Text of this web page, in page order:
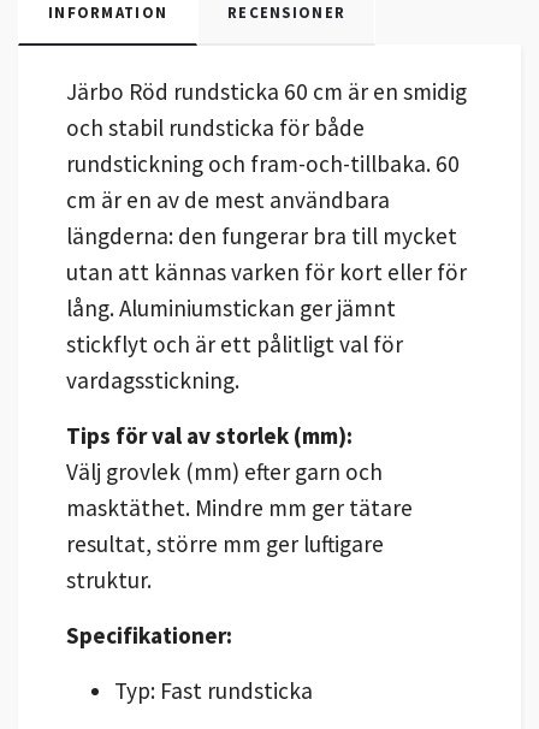
INFORMATION RECENSIONER
Järbo Röd rundsticka 60 cm är en smidig
och stabil rundsticka för både
rundstickning och fram-och-tillbaka. 60
cm är en av de mest användbara
längderna: den fungerar bra till mycket
utan att kännas varken för kort eller för
lång. Aluminiumstickan ger jämnt
stickflyt och är ett pålitligt val för
vardagsstickning.
Tips för val av storlek (mm):
Välj grovlek (mm) efter garn och
masktäthet. Mindre mm ger tätare
resultat, större mm ger luftigare
struktur.
Specifikationer:
Typ: Fast rundsticka